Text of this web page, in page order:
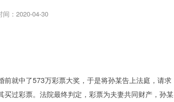
间：2020-04-30
就中了573万彩票大奖，于是将孙某告上法庭，请求
过彩票。法院最终判定，彩票为夫妻共同财产，孙某